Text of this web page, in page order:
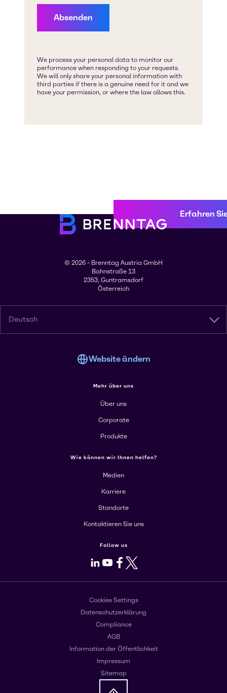
Erfahren
© 2026 - Brenntag Austria GmbH
Bahnstraße 13
2353, Guntramsdorf
Österreich
Deutsch
Website ändern
Mehr über uns
Über uns
Corporate
Produkte
Wie können wir Ihnen helfen?
Medien
Karriere
Standorte
Kontaktieren Sie uns
Follow us
LinkedIn
Youtube
Facebook
X
Cookies Settings
Datenschutzerklärung
Compliance
AGB
Information der Öffentlichkeit
Impressum
Sitemap